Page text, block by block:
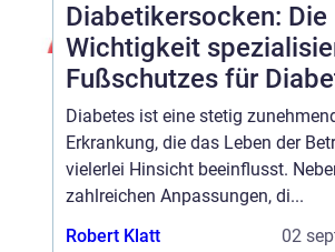
Diabetikersocken: Die
Wichtigkeit
Fußschutzes für
Diabetes ist eine stetig
Erkrankung, die das Leben der
vielerlei Hinsicht beeinflusst.
zahlreichen Anpassungen, di...
Robert Klatt
02